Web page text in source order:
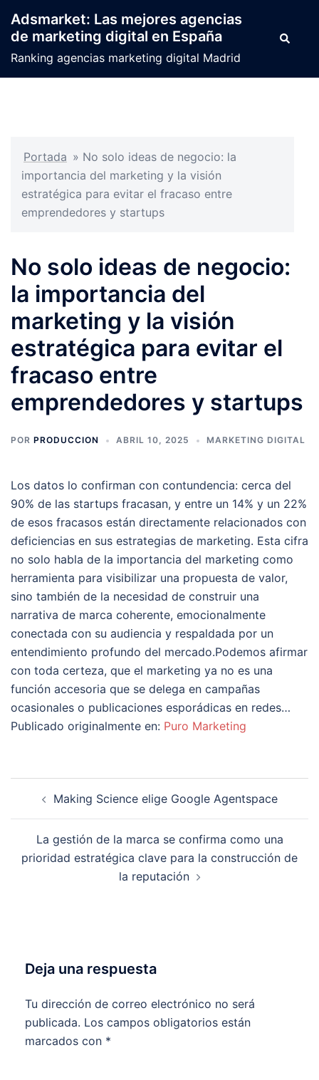
contenido
Adsmarket: Las mejores agencias
de marketing digital en España
Ranking agencias marketing digital Madrid
Buscar
Portada » No solo ideas de negocio: la
importancia del marketing y la visión
estratégica para evitar el fracaso entre
emprendedores y startups
No solo ideas de negocio:
la importancia del
marketing y la visión
estratégica para evitar el
fracaso entre
emprendedores y startups
POR PRODUCCION ABRIL 10, 2025 MARKETING DIGITAL
Los datos lo confirman con contundencia: cerca del
90% de las startups fracasan, y entre un 14% y un 22%
de esos fracasos están directamente relacionados con
deficiencias en sus estrategias de marketing. Esta cifra
no solo habla de la importancia del marketing como
herramienta para visibilizar una propuesta de valor,
sino también de la necesidad de construir una
narrativa de marca coherente, emocionalmente
conectada con su audiencia y respaldada por un
entendimiento profundo del mercado.Podemos afirmar
con toda certeza, que el marketing ya no es una
función accesoria que se delega en campañas
ocasionales o publicaciones esporádicas en redes…
Publicado originalmente en: Puro Marketing
Making Science elige Google Agentspace
La gestión de la marca se confirma como una
prioridad estratégica clave para la construcción de
la reputación
Deja una respuesta
Tu dirección de correo electrónico no será
publicada. Los campos obligatorios están
marcados con *